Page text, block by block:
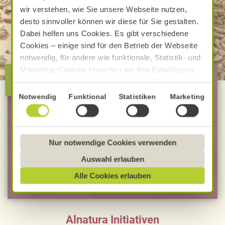
wir verstehen, wie Sie unsere Webseite nutzen,
desto sinnvoller können wir diese für Sie gestalten.
Dabei helfen uns Cookies. Es gibt verschiedene
Cookies – einige sind für den Betrieb der Webseite
notwendig, für andere wie funktionale, Statistik- und
Marketing-Cookies brauchen wir Ihre Einwilligung.
Das optimale Nutzererlebnis erhalten Sie, wenn Sie
„Alle Cookies erlauben“ anklicken. Ihre Einwilligung
umfasst in diesem Fall auch den Einsatz von
Dienstleistern in Drittländern, die kein mit der EU
Sofern personenbezogene Daten dorthin übermittelt
werden, besteht das Risiko, dass diese erfasst und
analysiert werden und Betroffenenrechte nicht
durchgesetzt werden könnten. Sie können jederzeit
Ihre Einwilligung zur Datenverarbeitung und
-übermittlung widerrufen und Tools deaktivieren.
Ausführliche Informationen finden Sie in unserer
Einwilligungsauswahl
Notwendig Funktional Statistiken Marketing
Alle Cookies erlauben
Auswahl erlauben
Nur notwendige Cookies verwenden
Die besondere Alnatura
Qualität
100 % Bio-Lebensmittel
Bevorzugt Bio-Verbandsware
unabhängig geprüfte Rezepturen
MEHR ERFAHREN
Alnatura Initiativen